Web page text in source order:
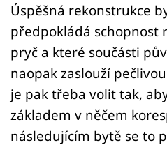
Úspěšná rekonstrukce
předpokládá schopnost
pryč a které součásti
naopak zaslouží
je pak třeba volit tak,
základem v něčem
následujícím bytě se to